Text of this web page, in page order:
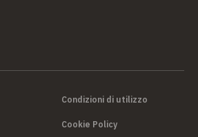
Condizioni di utilizzo
Cookie Policy